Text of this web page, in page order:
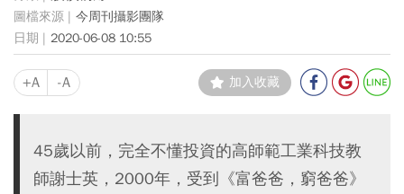
今周刊攝影團隊
2020-06-08 10:55
+A -A 加入收藏
45歲以前，完全不懂投資的高師範工業科技教
師謝士英，2000年，受到《富爸爸，窮爸爸》